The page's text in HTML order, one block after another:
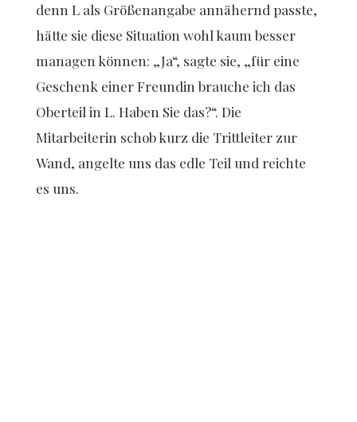
denn L als Größenangabe annähernd passte,
hätte sie diese Situation wohl kaum besser
managen können: „Ja“, sagte sie, „für eine
Geschenk einer Freundin brauche ich das
Oberteil in L. Haben Sie das?“. Die
Mitarbeiterin schob kurz die Trittleiter zur
Wand, angelte uns das edle Teil und reichte
es uns.